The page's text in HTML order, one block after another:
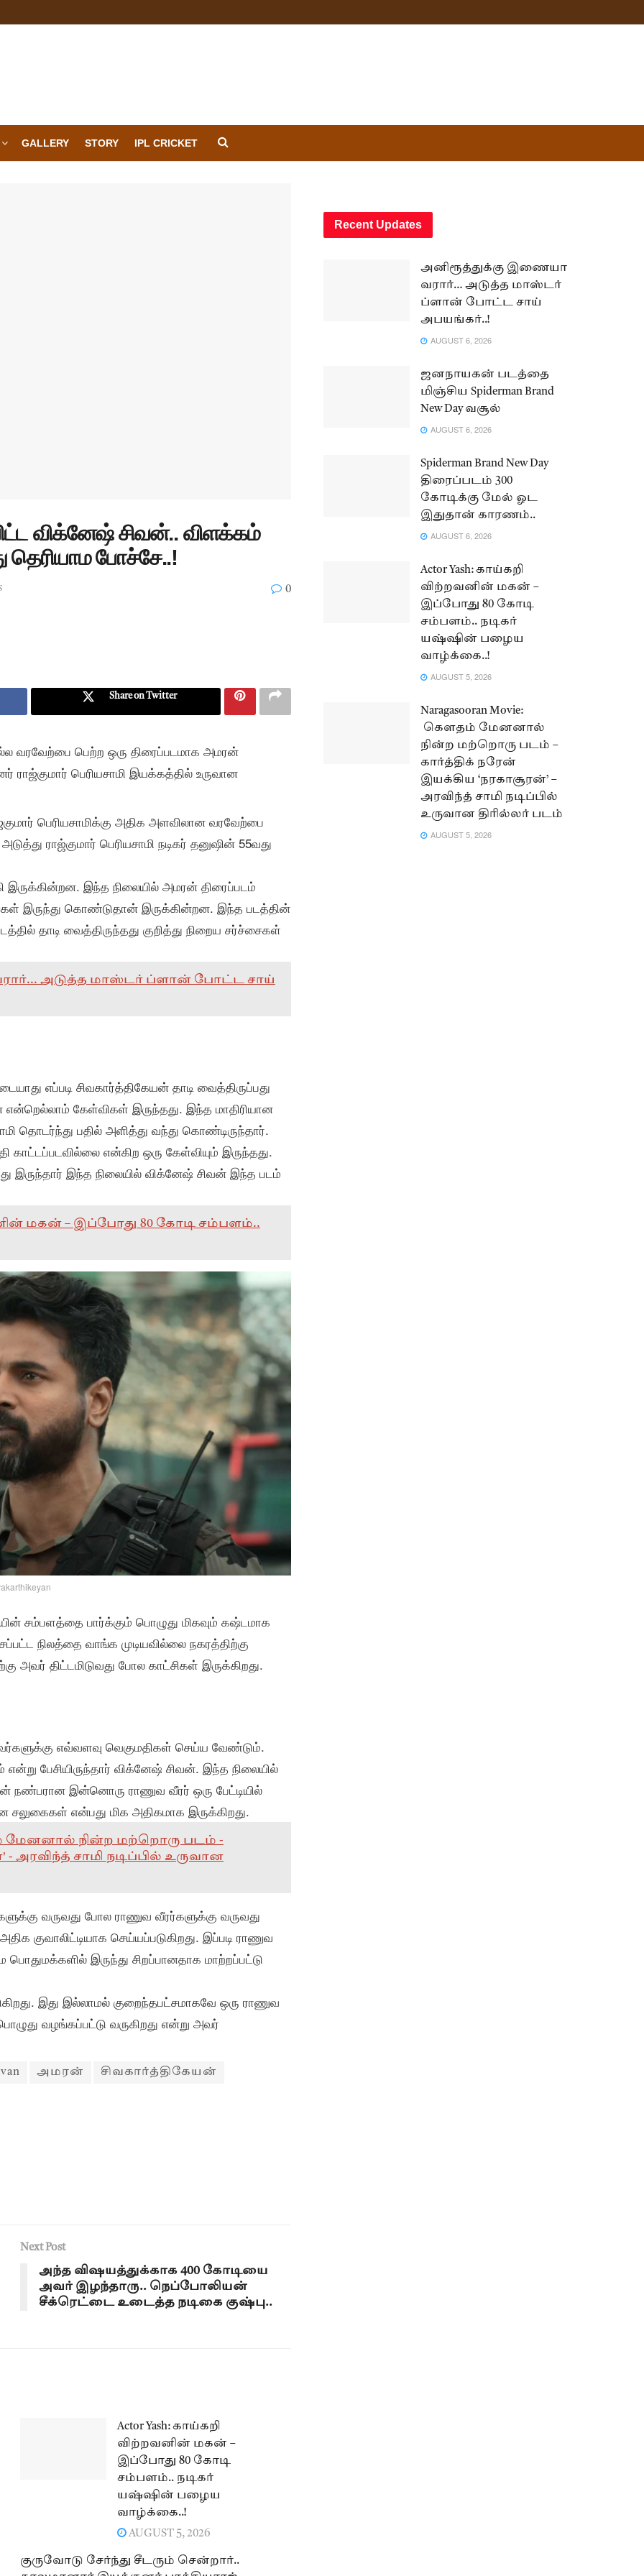
GALLERY STORY IPL CRICKET
விக்னேஷ் சிவன்.. விளக்கம்
போச்சே..!
0
Share on Twitter
வரவேற்பை பெற்ற ஒரு திரைப்படமாக அமரன்
ராஜ்குமார் பெரியசாமி இயக்கத்தில் உருவான
பெரியசாமிக்கு அதிக அளவிலான வரவேற்பை
ராஜ்குமார் பெரியசாமி நடிகர் தனுஷின் 55வது
இருக்கின்றன. இந்த நிலையில் அமரன் திரைப்படம்
இருந்து கொண்டுதான் இருக்கின்றன. இந்த படத்தின்
தாடி வைத்திருந்தது குறித்து நிறைய சர்ச்சைகள்
அடுத்த மாஸ்டர் ப்ளான் போட்ட சாய்
எப்படி சிவகார்த்திகேயன் தாடி வைத்திருப்பது
கேள்விகள் இருந்தது. இந்த மாதிரியான
தொடர்ந்து பதில் அளித்து வந்து கொண்டிருந்தார்.
என்கிற ஒரு கேள்வியும் இருந்தது.
இருந்தார் இந்த நிலையில் விக்னேஷ் சிவன் இந்த படம்
மகன் – இப்போது 80 கோடி சம்பளம்..
சம்பளத்தை பார்க்கும் பொழுது மிகவும் கஷ்டமாக
நிலத்தை வாங்க முடியவில்லை நகரத்திற்கு
அவர் திட்டமிடுவது போல காட்சிகள் இருக்கிறது.
எவ்வளவு வெகுமதிகள் செய்ய வேண்டும்.
பேசியிருந்தார் விக்னேஷ் சிவன். இந்த நிலையில்
நண்பரான இன்னொரு ராணுவ வீரர் ஒரு பேட்டியில்
சலுகைகள் என்பது மிக அதிகமாக இருக்கிறது.
மேனனால் நின்ற மற்றொரு படம் -
அரவிந்த் சாமி நடிப்பில் உருவான
வருவது போல ராணுவ வீரர்களுக்கு வருவது
குவாலிட்டியாக செய்யப்படுகிறது. இப்படி ராணுவ
இருந்து சிறப்பானதாக மாற்றப்பட்டு
இது இல்லாமல் குறைந்தபட்சமாகவே ஒரு ராணுவ
வழங்கப்பட்டு வருகிறது என்று அவர்
அமரன் சிவகார்த்திகேயன்
Next Post
அந்த விஷயத்துக்காக 400 கோடியை
அவர் இழந்தாரு.. நெப்போலியன்
சீக்ரெட்டை உடைத்த நடிகை குஷ்பு..
Actor Yash: காய்கறி
விற்றவனின் மகன் –
இப்போது 80 கோடி
சம்பளம்.. நடிகர்
யஷ்ஷின் பழைய
வாழ்க்கை..!
AUGUST 5, 2026
குருவோடு சேர்ந்து சீடரும் சென்றார்..
Recent Updates
அனிரூத்துக்கு இணையா
வரார்… அடுத்த மாஸ்டர்
ப்ளான் போட்ட சாய்
அபயங்கர்..!
AUGUST 6, 2026
ஜனநாயகன் படத்தை
மிஞ்சிய Spiderman Brand
New Day வசூல்
AUGUST 6, 2026
Spiderman Brand New Day
திரைப்படம் 300
கோடிக்கு மேல் ஓட
இதுதான் காரணம்..
AUGUST 6, 2026
Actor Yash: காய்கறி
விற்றவனின் மகன் –
இப்போது 80 கோடி
சம்பளம்.. நடிகர்
யஷ்ஷின் பழைய
வாழ்க்கை..!
AUGUST 5, 2026
Naragasooran Movie:
கௌதம் மேனனால்
நின்ற மற்றொரு படம் –
கார்த்திக் நரேன்
இயக்கிய ‘நரகாசூரன்’ –
அரவிந்த் சாமி நடிப்பில்
உருவான திரில்லர் படம்
AUGUST 5, 2026